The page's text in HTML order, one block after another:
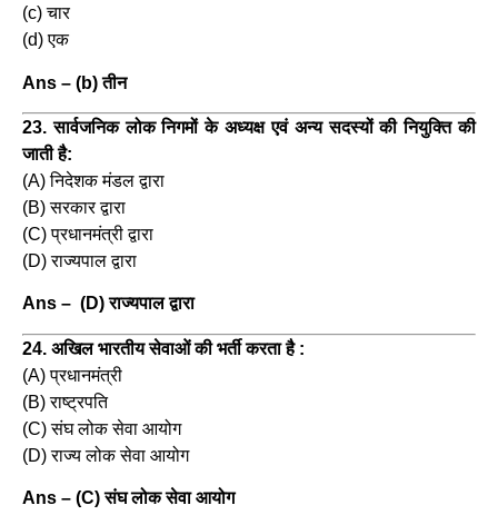
(c) चार
(d) एक
Ans – (b) तीन
23. सार्वजनिक लोक निगमों के अध्यक्ष एवं अन्य सदस्यों की नियुक्ति की
जाती है:
(A) निदेशक मंडल द्वारा
(B) सरकार द्वारा
(C) प्रधानमंत्री द्वारा
(D) राज्यपाल द्वारा
Ans – (D) राज्यपाल द्वारा
24. अखिल भारतीय सेवाओं की भर्ती करता है :
(A) प्रधानमंत्री
(B) राष्ट्रपति
(C) संघ लोक सेवा आयोग
(D) राज्य लोक सेवा आयोग
Ans – (C) संघ लोक सेवा आयोग